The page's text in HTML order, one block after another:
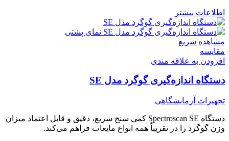
اطلاعات بیشتر
مشاهده سریع
مقایسه
افزودن به علاقه مندی
دستگاه اندازه‌گیری گوگرد مدل SE
تجهیزات آزمایشگاهی
دستگاه Spectroscan SE کمی سنج سریع، دقیق و قابل اعتماد میزان
وزن گوگرد را در تقریباً همه انواع مایعات فراهم می‌کند.